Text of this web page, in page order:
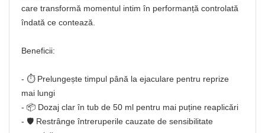
care transformă momentul intim în performanță controlată
îndată ce contează.
Beneficii:
- ⏱️ Prelungește timpul până la ejaculare pentru reprize
mai lungi
- 📦 Dozaj clar în tub de 50 ml pentru mai puține reaplicări
- 🛡️ Restrânge întreruperile cauzate de sensibilitate